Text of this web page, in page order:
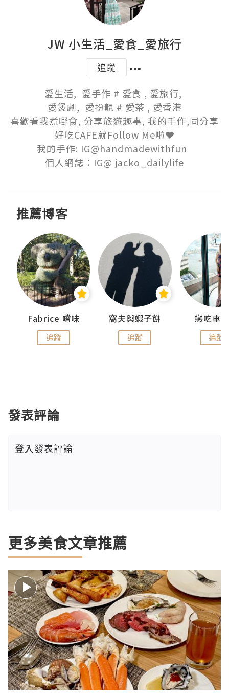
JW 小生活_愛食_愛旅行
追蹤
愛生活,  愛手作 # 愛食 , 愛旅行,
愛煲劇,  愛扮靚 # 愛茶 , 愛香港
喜歡看我煮嘢食, 分享旅遊趣事, 我的手作,同分享
好吃CAFE就Follow Me啦❤️
我的手作: IG@handmadewithfun
個人網誌：IG@ jacko_dailylife
推薦博客
Fabrice 嚐味
追蹤
窩夫與蝦子餅
追蹤
戀吃車
追蹤
發表評論
登入發表評論
更多美食文章推薦